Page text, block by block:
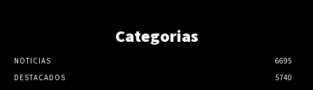
Categorias
NOTICIAS
6695
DESTACADOS
5740